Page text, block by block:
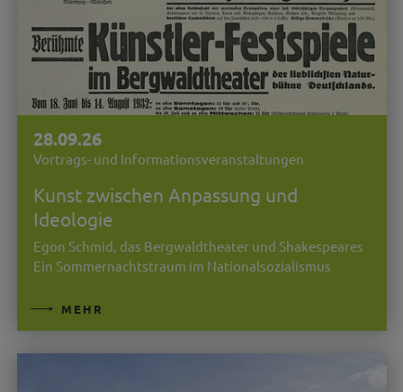
28.09.26
Vortrags- und Informationsveranstaltungen
Kunst zwischen Anpassung und
Ideologie
Egon Schmid, das Bergwaldtheater und Shakespeares
Ein Sommernachtstraum im Nationalsozialismus
MEHR